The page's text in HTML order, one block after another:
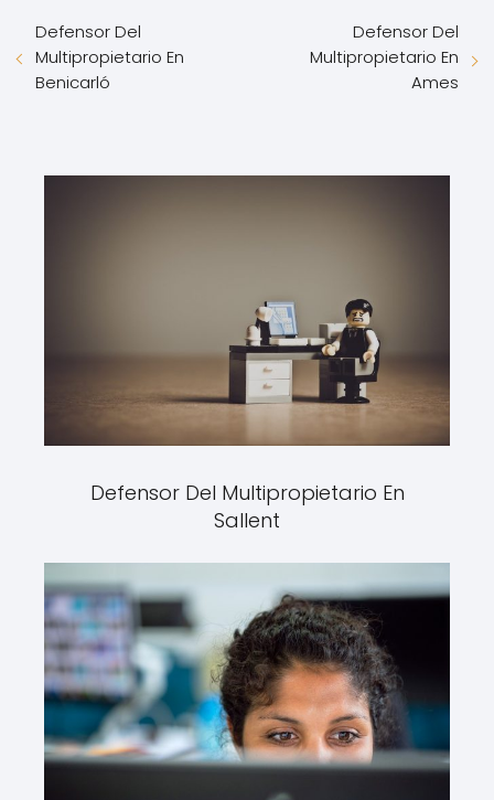
Defensor Del
Multipropietario En
Benicarló
Defensor Del
Multipropietario En
Ames
Defensor Del Multipropietario En
Sallent